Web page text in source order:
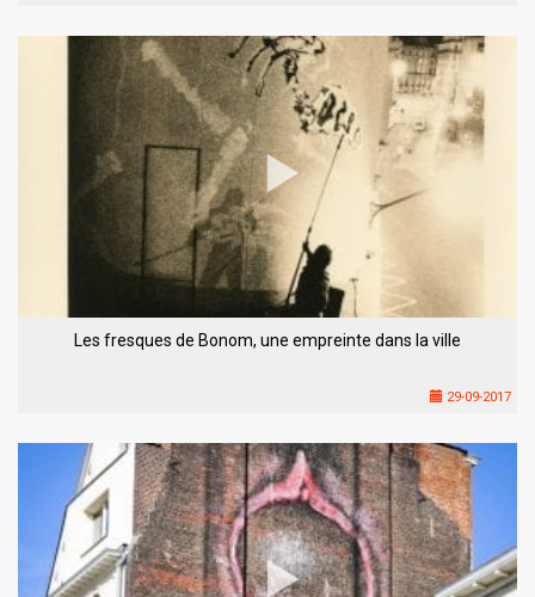
Les fresques de Bonom, une empreinte dans la ville
29-09-2017